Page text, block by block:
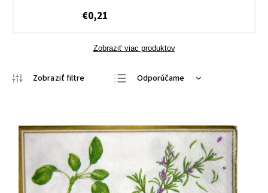
€0,21
Zobraziť viac produktov
Odporúčame
Najpredávanejšie
Abecedne